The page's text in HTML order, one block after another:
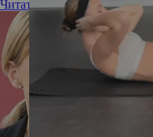
Читать полностью